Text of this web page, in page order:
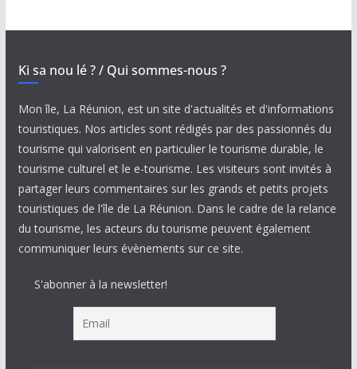
Ki sa nou lé ? / Qui sommes-nous ?
Mon île, La Réunion, est un site d'actualités et d'informations
touristiques. Nos articles sont rédigés par des passionnés du
tourisme qui valorisent en particulier le tourisme durable, le
tourisme culturel et le e-tourisme. Les visiteurs sont invités à
partager leurs commentaires sur les grands et petits projets
touristiques de l'île de La Réunion. Dans le cadre de la relance
du tourisme, les acteurs du tourisme peuvent également
communiquer leurs évènements sur ce site.
S'abonner à la newsletter!